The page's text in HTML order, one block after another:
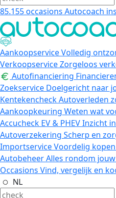
85.155occasions Autocoach
AankoopserviceVolledig
VerkoopserviceZorgeloos
Autofinanciering
Zoekservice Doelgericht naar
KentekencheckAutoverleden
Aankoopkeuring Weten wat
Accucheck EV & PHEVInzicht
Autoverzekering Scherp en
ImportserviceVoordelig
AutobeheerAlles rondom
Occasions Vind, vergelijk en
NL